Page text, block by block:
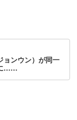
ョンウン）が同一
……